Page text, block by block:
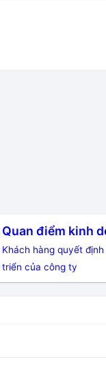
Quan điểm kinh
Khách hàng quyết
triển của công ty